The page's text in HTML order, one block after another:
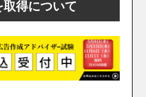
得について